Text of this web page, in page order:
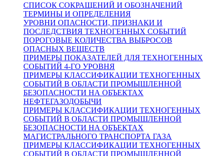
СПИСОК СОКРАЩЕНИЙ И ОБОЗНАЧЕНИЙ
ТЕРМИНЫ И ОПРЕДЕЛЕНИЯ
УРОВНИ ОПАСНОСТИ, ПРИЗНАКИ И
ПОСЛЕДСТВИЯ ТЕХНОГЕННЫХ СОБЫТИЙ
ПОРОГОВЫЕ КОЛИЧЕСТВА ВЫБРОСОВ
ОПАСНЫХ ВЕЩЕСТВ
ПРИМЕРЫ ПОКАЗАТЕЛЕЙ ДЛЯ ТЕХНОГЕННЫХ
СОБЫТИЙ 4-ГО УРОВНЯ
ПРИМЕРЫ КЛАССИФИКАЦИИ ТЕХНОГЕННЫХ
СОБЫТИЙ В ОБЛАСТИ ПРОМЫШЛЕННОЙ
БЕЗОПАСНОСТИ НА ОБЪЕКТАХ
НЕФТЕГАЗОДОБЫЧИ
ПРИМЕРЫ КЛАССИФИКАЦИИ ТЕХНОГЕННЫХ
СОБЫТИЙ В ОБЛАСТИ ПРОМЫШЛЕННОЙ
БЕЗОПАСНОСТИ НА ОБЪЕКТАХ
МАГИСТРАЛЬНОГО ТРАНСПОРТА ГАЗА
ПРИМЕРЫ КЛАССИФИКАЦИИ ТЕХНОГЕННЫХ
СОБЫТИЙ В ОБЛАСТИ ПРОМЫШЛЕННОЙ